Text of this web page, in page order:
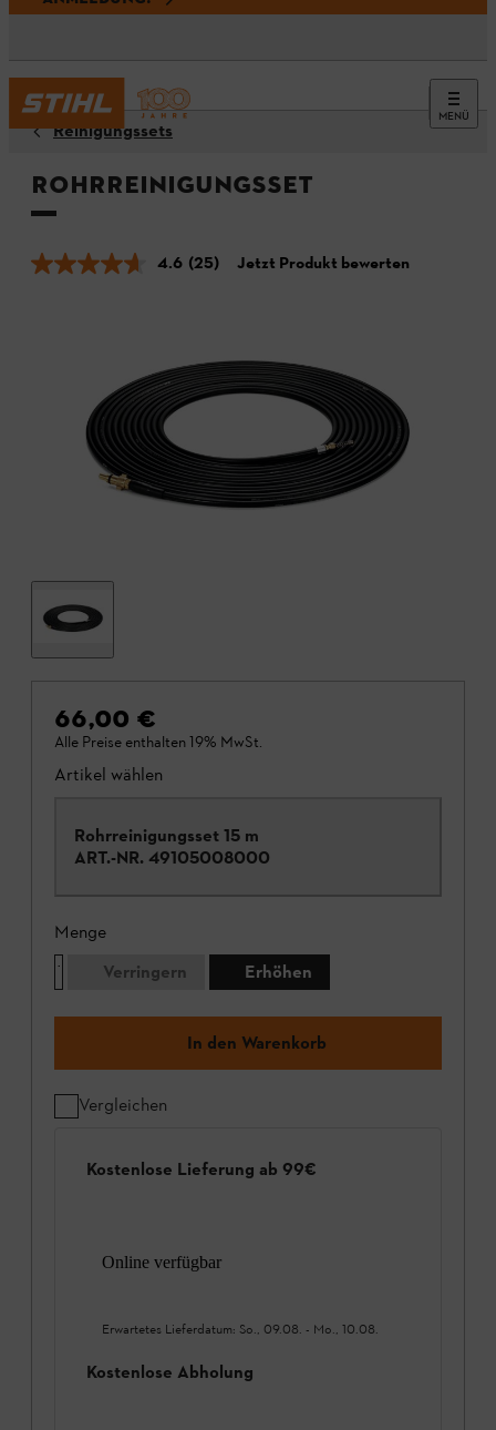
MENÜ
Reinigungssets
Rohrreinigungsset
4.6 (25) Jetzt Produkt bewerten
66,00 €
Alle Preise enthalten 19% MwSt.
Artikel wählen
Rohrreinigungsset 15 m
ART.-NR. 49105008000
Menge
Verringern
Erhöhen
In den Warenkorb
Vergleichen
Kostenlose Lieferung ab 99€
Online verfügbar
Erwartetes Lieferdatum: So., 09.08. - Mo., 10.08.
Kostenlose Abholung